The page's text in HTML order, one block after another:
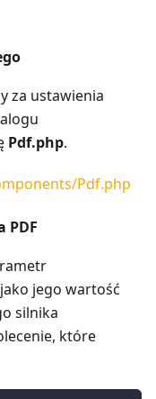
za ustawienia
Pdf.php.
Pdf.php
PDF
jego wartość
silnika
które